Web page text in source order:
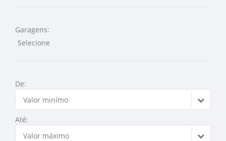
Garagens:
De:
Valor minímo
Até:
Valor máximo